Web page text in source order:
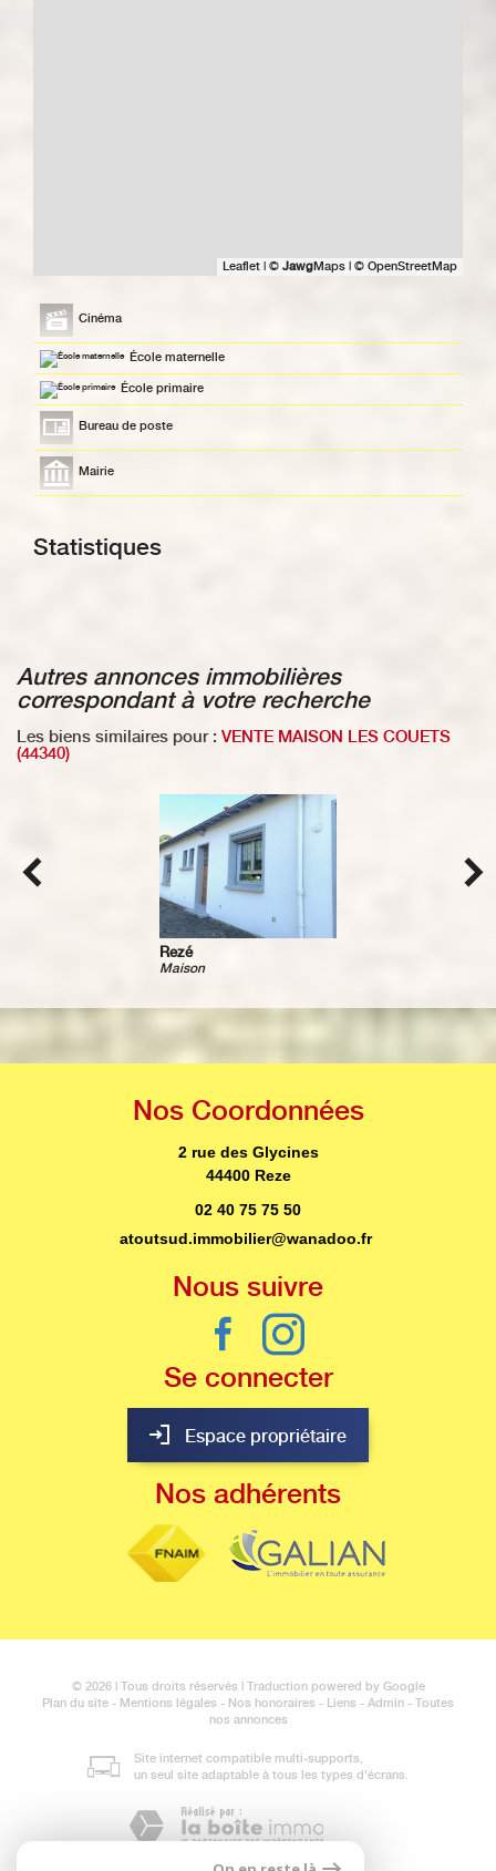
Leaflet © JawgMaps © OpenStreetMap
Cinéma
École maternelle
École primaire
Bureau de poste
Mairie
Statistiques
autres annonces immobilières
correspondant à votre recherche
Les biens similaires pour : VENTE MAISON LES COUETS
(44340)
Bouguenais
Maison
Nos Coordonnées
2 rue des Glycines
44400 Reze
02 40 75 75 50
atoutsud.immobilier@wanadoo.fr
Nous suivre
Se connecter
Espace propriétaire
Nos adhérents
© 2026 | Tous droits réservés | Traduction powered by Google
Plan du site - Mentions légales - Nos honoraires - Liens - Admin - Toutes
nos annonces
Site internet compatible multi-supports,
un seul site adaptable à tous les types d'écrans.